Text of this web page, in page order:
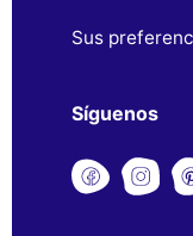
Sus
Síguenos